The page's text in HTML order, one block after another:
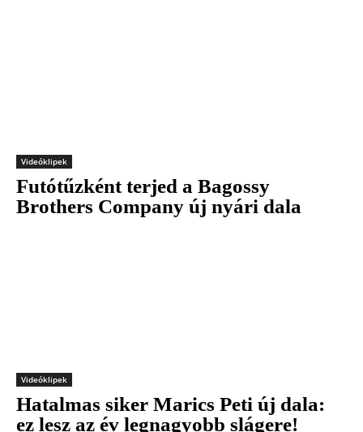
Videóklipek
Futótűzként terjed a Bagossy
Brothers Company új nyári dala
Videóklipek
Hatalmas siker Marics Peti új dala:
ez lesz az év legnagyobb slágere!